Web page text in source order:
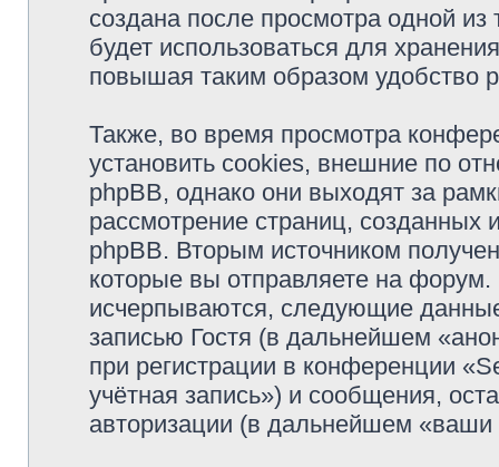
создана после просмотра одной
будет использоваться для
повышая таким образом удобство
Также, во время просмотра
установить cookies, внешние по
phpBB, однако они выходят за
рассмотрение страниц,
phpBB. Вторым источником
которые вы отправляете на
исчерпываются, следующие
записью Гостя (в дальнейшем
при регистрации в конференции
учётная запись») и сообщения,
авторизации (в дальнейшем